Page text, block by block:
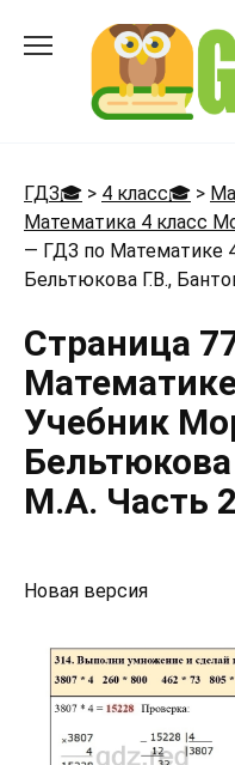
ГДЗ🎓 > 4 класс🎓 >
Математика 4 класс
— ГДЗ по Математике
Бельтюкова Г.В.,
Страница
Учебник
М.А. Часть
Новая версия